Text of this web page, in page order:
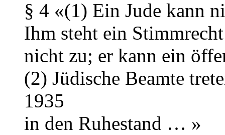
§ 4 «(1) Ein Jude kann
Ihm steht ein
nicht zu; er kann ein
(2) Jüdische Beamte
1935
in den Ruhestand … »